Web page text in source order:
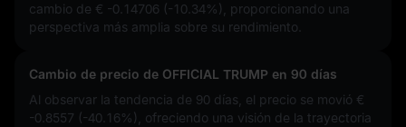
cambio de € -0.14706 (-10.34%)
, proporcionando una
perspectiva más amplia sobre su rendimiento.
Cambio de precio de OFFICIAL TRUMP en 90 días
Al observar la tendencia de 90 días, el precio se movió €
-0.8557 (-40.16%)
, ofreciendo una visión de la trayectoria